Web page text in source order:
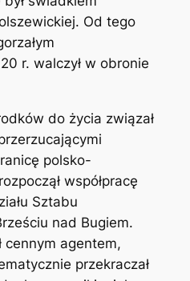
Od tego
r. walczył w obronie
do życia związał
polsko-
współpracę
Sztabu
nad Bugiem.
cennym agentem,
przekraczał